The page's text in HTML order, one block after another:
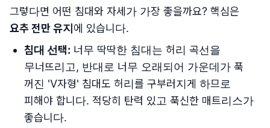
그렇다면 어떤 침대와 자세가 가장 좋을까요? 핵심은
요추 전만 유지 에 있습니다.
침대 선택: 너무 딱딱한 침대는 허리 곡선을
무너뜨리고, 반대로 너무 오래되어 가운데가 푹
꺼진 'V자형' 침대도 허리를 구부러지게 하므로
피해야 합니다. 적당히 탄력 있고 푹신한 매트리스가
좋습니다.